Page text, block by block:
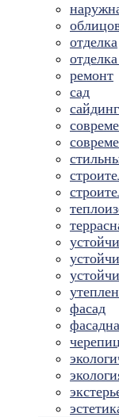
отделка
ремонт
сад
сайдинг
фасад